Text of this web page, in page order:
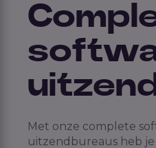
Met onze complete
uitzendbureaus heb